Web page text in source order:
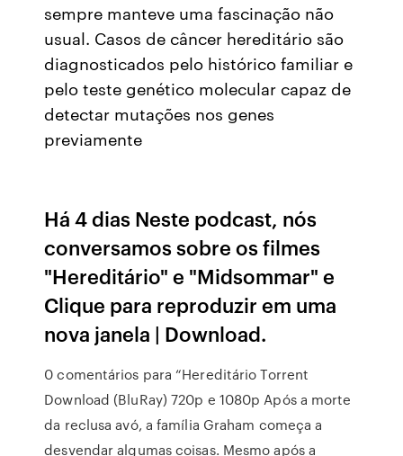
sempre manteve uma fascinação não
usual. Casos de câncer hereditário são
diagnosticados pelo histórico familiar e
pelo teste genético molecular capaz de
detectar mutações nos genes
previamente
Há 4 dias Neste podcast, nós
conversamos sobre os filmes
"Hereditário" e "Midsommar" e
Clique para reproduzir em uma
nova janela | Download.
0 comentários para “Hereditário Torrent
Download (BluRay) 720p e 1080p Após a morte
da reclusa avó, a família Graham começa a
desvendar algumas coisas. Mesmo após a